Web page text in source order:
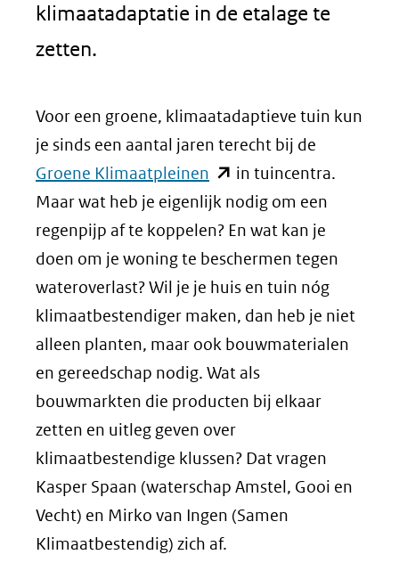
klimaatadaptatie in de etalage te
zetten.
Voor een groene, klimaatadaptieve tuin kun
je sinds een aantal jaren terecht bij de
Groene Klimaatpleinen (opent
in
nieuw
venster)
(verwijst
naar
een
andere
website)
in tuincentra.
Maar wat heb je eigenlijk nodig om een
regenpijp af te koppelen? En wat kan je
doen om je woning te beschermen tegen
wateroverlast? Wil je je huis en tuin nóg
klimaatbestendiger maken, dan heb je niet
alleen planten, maar ook bouwmaterialen
en gereedschap nodig. Wat als
bouwmarkten die producten bij elkaar
zetten en uitleg geven over
klimaatbestendige klussen? Dat vragen
Kasper Spaan (waterschap Amstel, Gooi en
Vecht) en Mirko van Ingen (Samen
Klimaatbestendig) zich af.